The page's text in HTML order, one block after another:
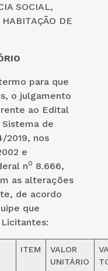
SOCIAL,
DE
para que
o julgamento
ao Edital
de
2019, nos
e
n0 8.666,
as alterações
de acordo
que
ITEM
VALOR
UNITÁRIO